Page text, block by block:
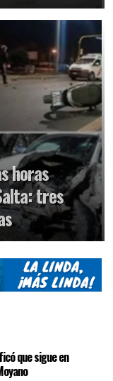
horas
tres
que sigue en